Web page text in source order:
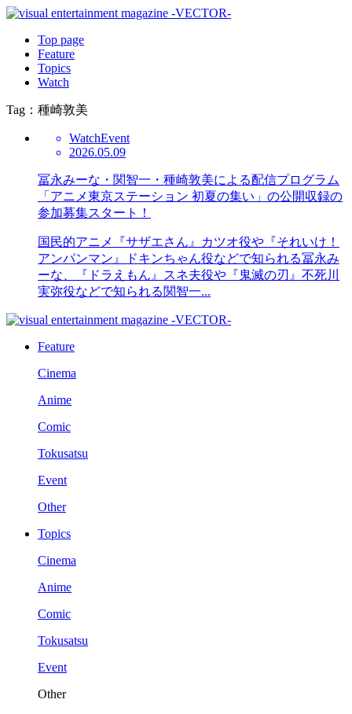
Top page
Feature
Topics
Watch
Tag：種崎敦美
WatchEvent
2026.05.09
冨永みーな・関智一・種崎敦美による配信プログラム
「アニメ東京ステーション 初夏の集い」の公開収録の
参加募集スタート！
国民的アニメ『サザエさん』カツオ役や『それいけ！
アンパンマン』ドキンちゃん役などで知られる冨永み
ーな、『ドラえもん』スネ夫役や『鬼滅の刃』不死川
実弥役などで知られる関智一...
Feature
Cinema
Anime
Comic
Tokusatsu
Event
Other
Topics
Cinema
Anime
Comic
Tokusatsu
Event
Other